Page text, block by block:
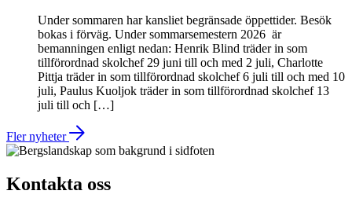
Under sommaren har kansliet begränsade öppettider. Besök
bokas i förväg. Under sommarsemestern 2026 är
bemanningen enligt nedan: Henrik Blind träder in som
tillförordnad skolchef 29 juni till och med 2 juli, Charlotte
Pittja träder in som tillförordnad skolchef 6 juli till och med 10
juli, Paulus Kuoljok träder in som tillförordnad skolchef 13
juli till och […]
Fler nyheter
Kontakta oss